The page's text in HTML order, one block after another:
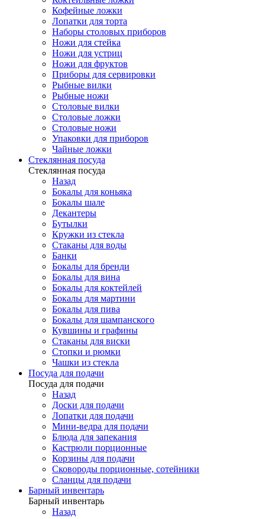
Кофейные ложки
Лопатки для торта
Наборы столовых приборов
Ножи для стейка
Ножи для устриц
Ножи для фруктов
Приборы для сервировки
Рыбные вилки
Рыбные ножи
Столовые вилки
Столовые ложки
Столовые ножи
Упаковки для приборов
Чайные ложки
Стеклянная посуда
Стеклянная посуда
Назад
Бокалы для коньяка
Бокалы шале
Декантеры
Бутылки
Кружки из стекла
Стаканы для воды
Банки
Бокалы для бренди
Бокалы для вина
Бокалы для коктейлей
Бокалы для мартини
Бокалы для пива
Бокалы для шампанского
Кувшины и графины
Стаканы для виски
Стопки и рюмки
Чашки из стекла
Посуда для подачи
Посуда для подачи
Назад
Доски для подачи
Лопатки для подачи
Мини-ведра для подачи
Блюда для запекания
Кастрюли порционные
Корзины для подачи
Сковороды порционные, сотейники
Сланцы для подачи
Барный инвентарь
Барный инвентарь
Назад